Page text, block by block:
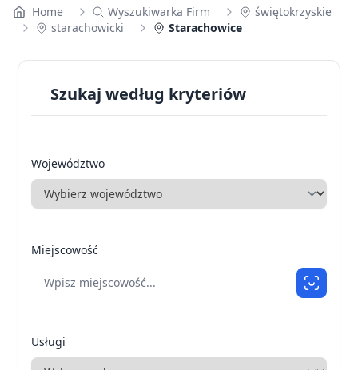
Home Wyszukiwarka Firm
świętokrzyskie
starachowicki
Starachowice
Szukaj według kryteriów
Województwo
Miejscowość
Usługi